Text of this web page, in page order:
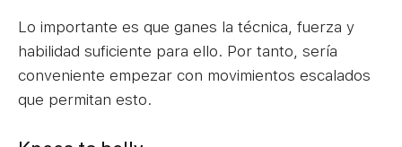
Lo importante es que ganes la técnica, fuerza y
habilidad suficiente para ello. Por tanto, sería
conveniente empezar con movimientos escalados
que permitan esto.